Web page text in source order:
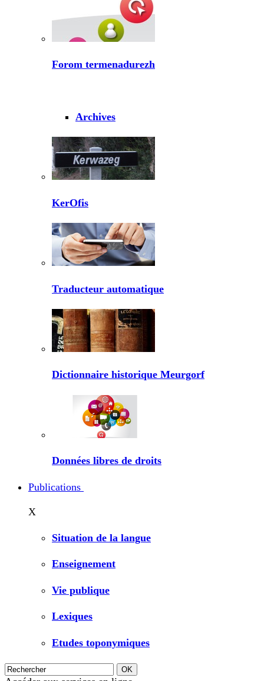
Forom termenadurezh
Archives
KerOfis
Traducteur automatique
Dictionnaire historique Meurgorf
Données libres de droits
Publications
X
Situation de la langue
Enseignement
Vie publique
Lexiques
Etudes toponymiques